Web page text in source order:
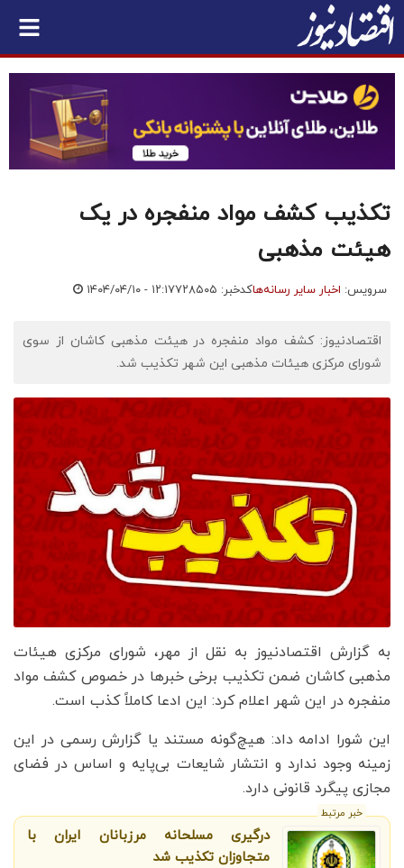
تکذیب کشف مواد منفجره در یک
هیئت مذهبی
سرویس: اخبار سایر رسانه‌هاکدخبر: ۷۲۸۵۰۵ ۱۴۰۴/۰۴/۱۰ - ۱۲:۱۷
اقتصادنیوز: کشف مواد منفجره در هیئت مذهبی کاشان از سوی
شورای مرکزی هیئات مذهبی این شهر تکذیب شد.
به گزارش اقتصادنیوز به نقل از مهر، شورای مرکزی هیئات
مذهبی کاشان ضمن تکذیب برخی خبرها در خصوص کشف مواد
منفجره در این شهر اعلام کرد: این ادعا کاملاً کذب است.
این شورا ادامه داد: هیچ‌گونه مستند یا گزارش رسمی در این
زمینه وجود ندارد و انتشار شایعات بی‌پایه و اساس در فضای
مجازی پیگرد قانونی دارد.
خبر مرتبط
درگیری مسلحانه مرزبانان ایران با
متجاوزان تکذیب شد